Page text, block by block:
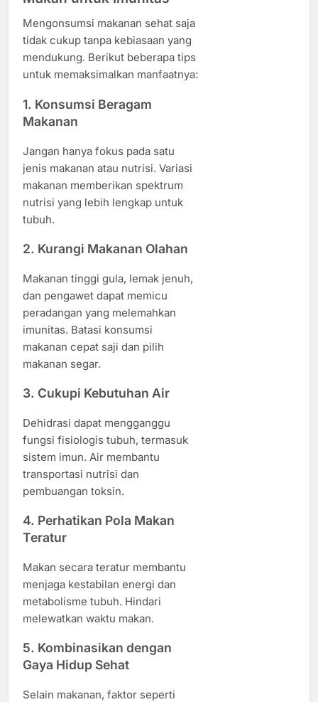
Mengonsumsi makanan sehat saja
tidak cukup tanpa kebiasaan yang
mendukung. Berikut beberapa tips
untuk memaksimalkan manfaatnya:
1. Konsumsi Beragam
Makanan
Jangan hanya fokus pada satu
jenis makanan atau nutrisi. Variasi
makanan memberikan spektrum
nutrisi yang lebih lengkap untuk
tubuh.
2. Kurangi Makanan Olahan
Makanan tinggi gula, lemak jenuh,
dan pengawet dapat memicu
peradangan yang melemahkan
imunitas. Batasi konsumsi
makanan cepat saji dan pilih
makanan segar.
3. Cukupi Kebutuhan Air
Dehidrasi dapat mengganggu
fungsi fisiologis tubuh, termasuk
sistem imun. Air membantu
transportasi nutrisi dan
pembuangan toksin.
4. Perhatikan Pola Makan
Teratur
Makan secara teratur membantu
menjaga kestabilan energi dan
metabolisme tubuh. Hindari
melewatkan waktu makan.
5. Kombinasikan dengan
Gaya Hidup Sehat
Selain makanan, faktor seperti